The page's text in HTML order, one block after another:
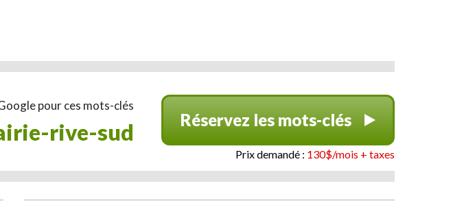
pour ces mots-clés
rive-sud Réservez les mots-clés
Prix demandé : 130$/mois + taxes